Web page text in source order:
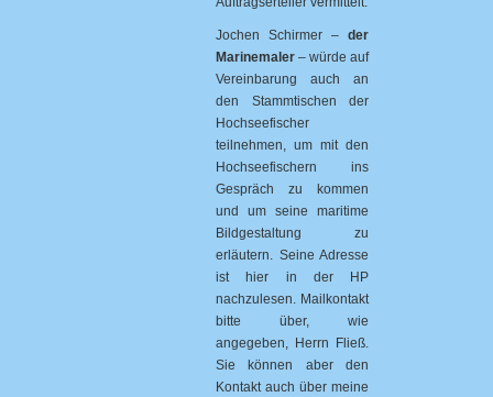
Jochen Schirmer – der
Marinemaler – würde auf
Vereinbarung auch an
den Stammtischen der
Hochseefischer
teilnehmen, um mit den
Hochseefischern ins
Gespräch zu kommen
und um seine maritime
Bildgestaltung zu
erläutern. Seine Adresse
ist hier in der HP
nachzulesen. Mailkontakt
bitte über, wie
angegeben, Herrn Fließ.
Sie können aber den
Kontakt auch über meine